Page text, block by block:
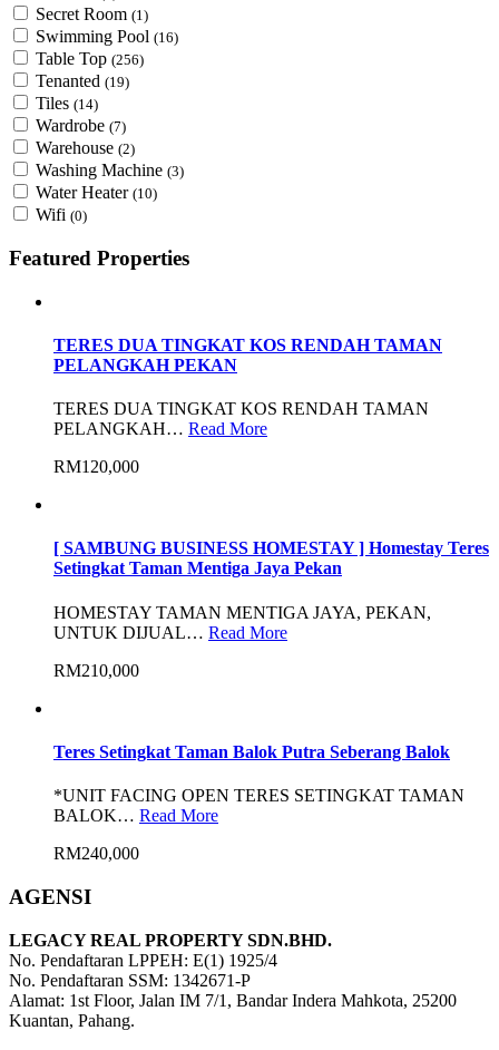
Secret Room (1)
Swimming Pool (16)
Table Top (256)
Tenanted (19)
Tiles (14)
Wardrobe (7)
Warehouse (2)
Washing Machine (3)
Water Heater (10)
Wifi (0)
Featured Properties
TERES DUA TINGKAT KOS RENDAH TAMAN
PELANGKAH PEKAN
TERES DUA TINGKAT KOS RENDAH TAMAN
PELANGKAH… Read More
RM120,000
[ SAMBUNG BUSINESS HOMESTAY ] Homestay Teres
Setingkat Taman Mentiga Jaya Pekan
HOMESTAY TAMAN MENTIGA JAYA, PEKAN,
UNTUK DIJUAL… Read More
RM210,000
Teres Setingkat Taman Balok Putra Seberang Balok
*UNIT FACING OPEN TERES SETINGKAT TAMAN
BALOK… Read More
RM240,000
AGENSI
LEGACY REAL PROPERTY SDN.BHD.
No. Pendaftaran LPPEH: E(1) 1925/4
No. Pendaftaran SSM: 1342671-P
Alamat: 1st Floor, Jalan IM 7/1, Bandar Indera Mahkota, 25200
Kuantan, Pahang.